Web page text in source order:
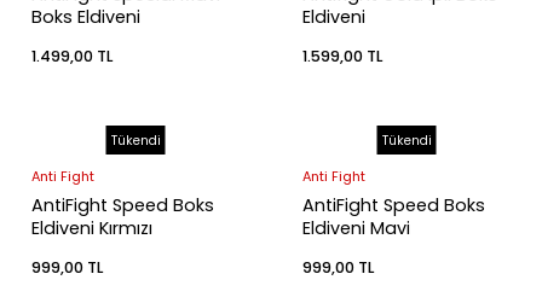
Boks Eldiveni
1.499,00 TL
Eldiveni
1.599,00 TL
Tükendi
Anti Fight
AntiFight Speed Boks
Eldiveni Kırmızı
999,00 TL
Tükendi
Anti Fight
AntiFight Speed Boks
Eldiveni Mavi
999,00 TL